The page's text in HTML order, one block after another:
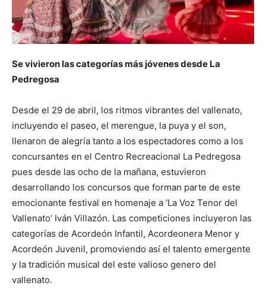
Se vivieron las categorías más jóvenes desde La
Pedregosa
Desde el 29 de abril, los ritmos vibrantes del vallenato,
incluyendo el paseo, el merengue, la puya y el son,
llenaron de alegría tanto a los espectadores como a los
concursantes en el Centro Recreacional La Pedregosa
pues desde las ocho de la mañana, estuvieron
desarrollando los concursos que forman parte de este
emocionante festival en homenaje a ‘La Voz Tenor del
Vallenato’ Iván Villazón. Las competiciones incluyeron las
categorías de Acordeón Infantil, Acordeonera Menor y
Acordeón Juvenil, promoviendo así el talento emergente
y la tradición musical del este valioso genero del
vallenato.